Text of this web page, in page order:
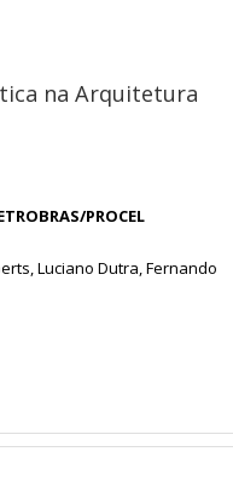
na Arquitetura
PROCEL
Luciano Dutra, Fernando